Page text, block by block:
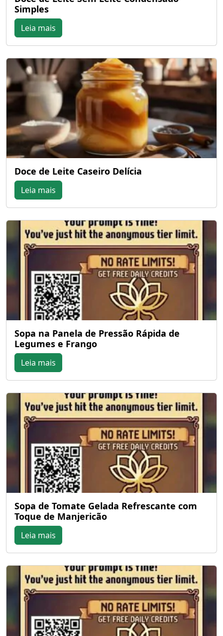
Simples
Leia mais
Doce de Leite Caseiro Delícia
Leia mais
Sopa na Panela de Pressão Rápida de
Legumes e Frango
Leia mais
Sopa de Tomate Gelada Refrescante com
Toque de Manjericão
Leia mais